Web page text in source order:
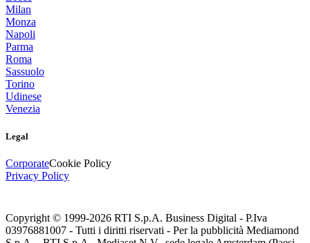
Milan
Monza
Napoli
Parma
Roma
Sassuolo
Torino
Udinese
Venezia
Legal
CorporateCookie Policy
Privacy Policy
Copyright © 1999-2026 RTI S.p.A. Business Digital - P.Iva
03976881007 - Tutti i diritti riservati - Per la pubblicità Mediamond